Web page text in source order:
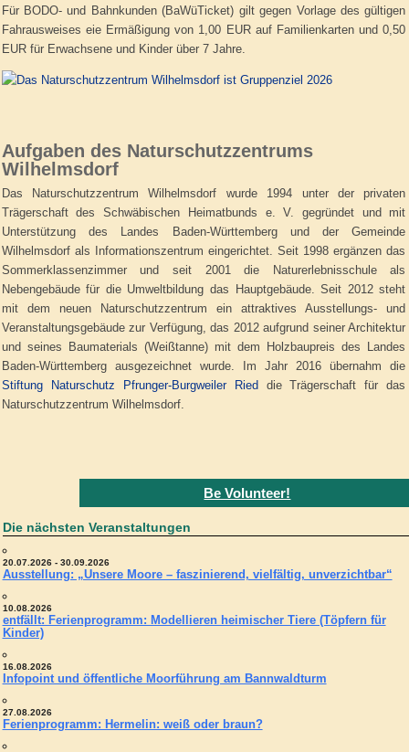
Für BODO- und Bahnkunden (BaWüTicket) gilt gegen Vorlage des gültigen
Fahrausweises eie Ermäßigung von 1,00 EUR auf Familienkarten und 0,50
EUR für Erwachsene und Kinder über 7 Jahre.
Aufgaben des Naturschutzzentrums
Wilhelmsdorf
Das Naturschutzzentrum Wilhelmsdorf wurde 1994 unter der privaten
Trägerschaft des Schwäbischen Heimatbunds e. V. gegründet und mit
Unterstützung des Landes Baden-Württemberg und der Gemeinde
Wilhelmsdorf als Informationszentrum eingerichtet. Seit 1998 ergänzen das
Sommerklassenzimmer und seit 2001 die Naturerlebnisschule als
Nebengebäude für die Umweltbildung das Hauptgebäude. Seit 2012 steht
mit dem neuen Naturschutzzentrum ein attraktives Ausstellungs- und
Veranstaltungsgebäude zur Verfügung, das 2012 aufgrund seiner Architektur
und seines Baumaterials (Weißtanne) mit dem Holzbaupreis des Landes
Baden-Württemberg ausgezeichnet wurde. Im Jahr 2016 übernahm die
Stiftung Naturschutz Pfrunger-Burgweiler Ried die Trägerschaft für das
Naturschutzzentrum Wilhelmsdorf.
Be Volunteer!
Die nächsten Veranstaltungen
20.07.2026 - 30.09.2026
Ausstellung: „Unsere Moore – faszinierend, vielfältig, unverzichtbar“
10.08.2026
entfällt: Ferienprogramm: Modellieren heimischer Tiere (Töpfern für
Kinder)
16.08.2026
Infopoint und öffentliche Moorführung am Bannwaldturm
27.08.2026
Ferienprogramm: Hermelin: weiß oder braun?